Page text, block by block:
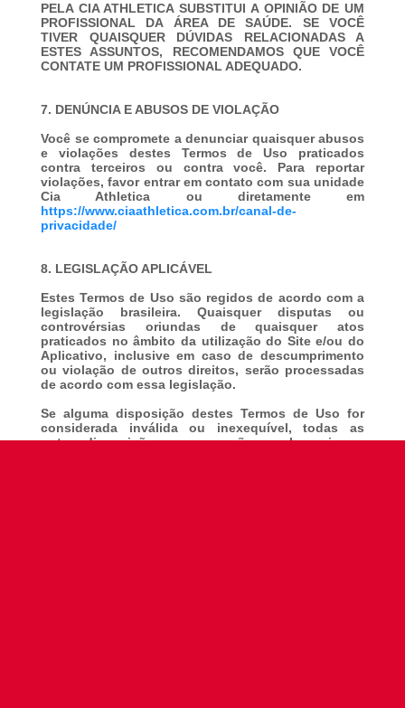
PELA CIA ATHLETICA SUBSTITUI A OPINIÃO DE UM
PROFISSIONAL DA ÁREA DE SAÚDE. SE VOCÊ
TIVER QUAISQUER DÚVIDAS RELACIONADAS A
ESTES ASSUNTOS, RECOMENDAMOS QUE VOCÊ
CONTATE UM PROFISSIONAL ADEQUADO.
7. DENÚNCIA E ABUSOS DE VIOLAÇÃO
Você se compromete a denunciar quaisquer abusos
e violações destes Termos de Uso praticados
contra terceiros ou contra você. Para reportar
violações, favor entrar em contato com sua unidade
Cia Athletica ou diretamente em
https://www.ciaathletica.com.br/canal-de-
privacidade/
8. LEGISLAÇÃO APLICÁVEL
Estes Termos de Uso são regidos de acordo com a
legislação brasileira. Quaisquer disputas ou
controvérsias oriundas de quaisquer atos
praticados no âmbito da utilização do Site e/ou do
Aplicativo, inclusive em caso de descumprimento
ou violação de outros direitos, serão processadas
de acordo com essa legislação.
Se alguma disposição destes Termos de Uso for
considerada inválida ou inexequível, todas as
outras disposições permanecerão em pleno vigor e